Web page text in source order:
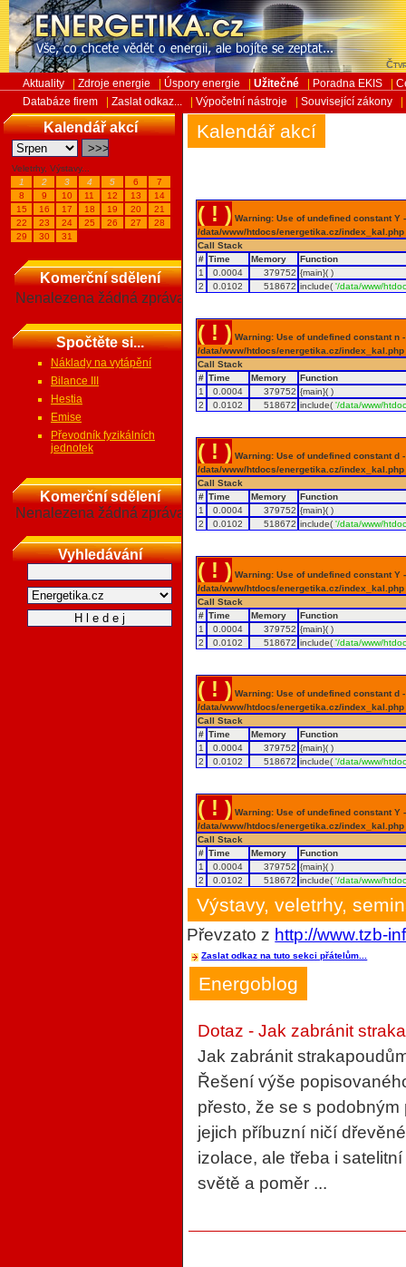
Aktuality Zdroje energie Úspory energie Užitečné Poradna EKIS
Databáze firem
Zaslat odkaz... Výpočetní nástroje Související zákony
Kalendář akcí
Veletrhy, Výstavy...
1
2 3 4 5 6
7
8
9 10 11 12 13
14
15
16 17 18 19 20
21
22
23 24 25 26 27
28
29
30 31
Komerční sdělení
Nenalezena žádná zpráva
Spočtěte si...
Náklady na vytápění
Bilance III
Hestia
Emise
Převodník fyzikálních
jednotek
Komerční sdělení
Nenalezena žádná zpráva
Vyhledávání
Kalendář akcí
( ! ) Warning: Use of undefined constant
/data/www/htdocs/energetika.cz/
Call Stack
# Time Memory
Function
1
0.0004 379752 {main}( )
2
0.0102 518672 include('/data/www/
( ! ) Warning: Use of undefined constant
/data/www/htdocs/energetika.cz/
Call Stack
# Time Memory
Function
1
0.0004 379752 {main}( )
2
0.0102 518672 include('/data/www/
( ! ) Warning: Use of undefined constant
/data/www/htdocs/energetika.cz/
Call Stack
# Time Memory
Function
1
0.0004 379752 {main}( )
2
0.0102 518672 include('/data/www/
( ! ) Warning: Use of undefined constant
/data/www/htdocs/energetika.cz/
Call Stack
# Time Memory
Function
1
0.0004 379752 {main}( )
2
0.0102 518672 include('/data/www/
( ! ) Warning: Use of undefined constant
/data/www/htdocs/energetika.cz/
Call Stack
# Time Memory
Function
1
0.0004 379752 {main}( )
2
0.0102 518672 include('/data/www/
( ! ) Warning: Use of undefined constant
/data/www/htdocs/energetika.cz/
Call Stack
# Time Memory
Function
1
0.0004 379752 {main}( )
2
0.0102 518672 include('/data/www/
Výstavy, veletrhy,
Převzato z http://www.tzb-
Zaslat odkaz na tuto sekci přátelům...
Energoblog
Dotaz - Jak zabránit
Jak zabránit
Řešení výše
přesto, že se s
jejich příbuzní ničí
izolace, ale třeba i
světě a poměr ...